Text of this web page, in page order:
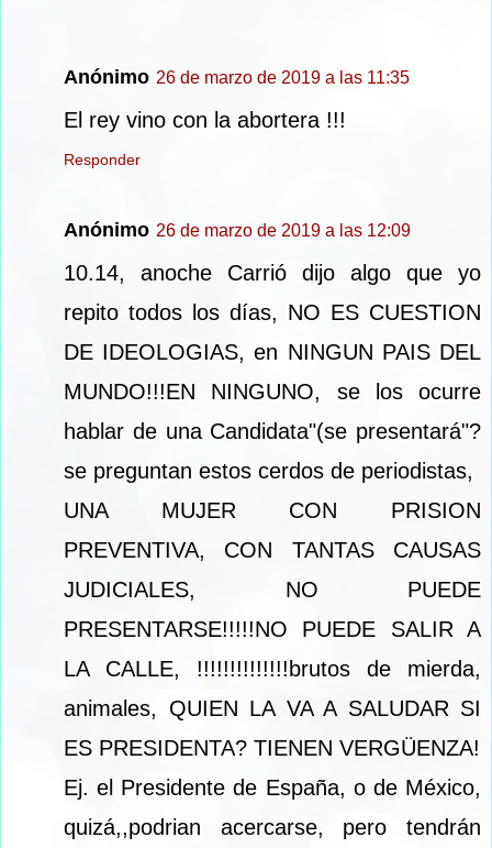
Anónimo 26 de marzo de 2019 a las 11:35
El rey vino con la abortera !!!
Responder
Anónimo 26 de marzo de 2019 a las 12:09
10.14, anoche Carrió dijo algo que yo
repito todos los días, NO ES CUESTION
DE IDEOLOGIAS, en NINGUN PAIS DEL
MUNDO!!!EN NINGUNO, se los ocurre
hablar de una Candidata"(se presentará"?
se preguntan estos cerdos de periodistas,
UNA MUJER CON PRISION
PREVENTIVA, CON TANTAS CAUSAS
JUDICIALES, NO PUEDE
PRESENTARSE!!!!!NO PUEDE SALIR A
LA CALLE, !!!!!!!!!!!!!!brutos de mierda,
animales, QUIEN LA VA A SALUDAR SI
ES PRESIDENTA? TIENEN VERGÜENZA!
Ej. el Presidente de España, o de México,
quizá,,podrian acercarse, pero tendrán